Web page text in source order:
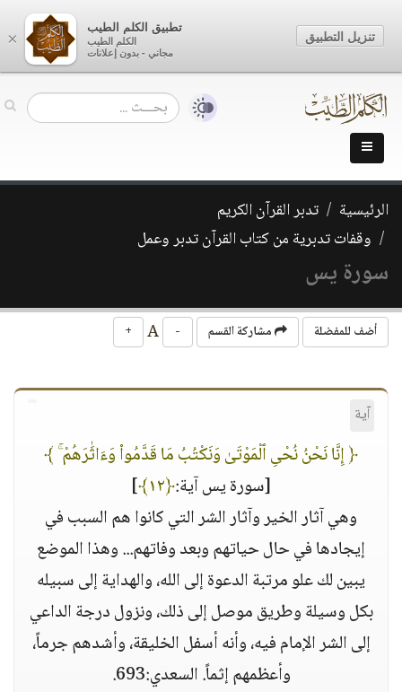
الرئيسية
تدبر القرآن الكريم
وقفات تدبرية من كتاب القرآن تدبر وعمل
سورة يس
أضف للمفضلة مشاركة القسم -
+
آية
﴿ إِنَّا نَحْنُ نُحْىِ ٱلْمَوْتَىٰ وَنَكْتُبُ مَا قَدَّمُوا۟ وَءَاثَٰرَهُمْ ۚ ﴾
[سورة يس آية:﴿١٢﴾
]
وهي آثار الخير وآثار الشر التي كانوا هم السبب في
إيجادها في حال حياتهم وبعد وفاتهم... وهذا الموضع
يبين لك علو مرتبة الدعوة إلى الله، والهداية إلى سبيله
بكل وسيلة وطريق موصل إلى ذلك، ونزول درجة الداعي
إلى الشر الإمام فيه، وأنه أسفل الخليقة، وأشدهم جرماً،
وأعظمهم إثماً. السعدي:693.
×
تطبيق الكلم الطيب
الكلم الطيب
مجاني - بدون إعلانات
تنزيل التطبيق